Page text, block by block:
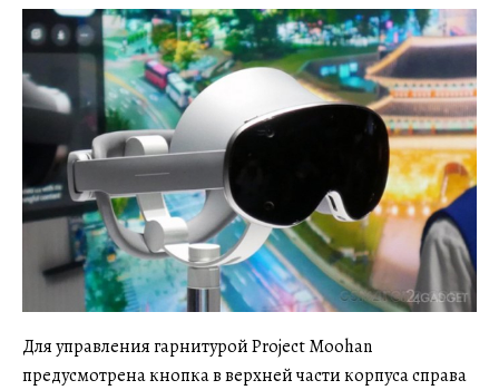
Для управления гарнитурой Project Moohan
предусмотрена кнопка в верхней части корпуса справа